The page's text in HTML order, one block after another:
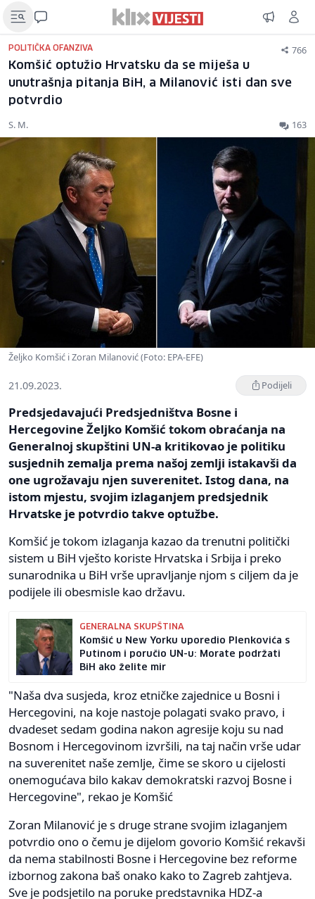
POLITIČKA OFANZIVA 766
Komšić optužio Hrvatsku da se miješa u
unutrašnja pitanja BiH, a Milanović isti dan sve
potvrdio
S. M. 163
Željko Komšić i Zoran Milanović (Foto: EPA-EFE)
21.09.2023. Podijeli
Predsjedavajući Predsjedništva Bosne i
Hercegovine Željko Komšić tokom obraćanja na
Generalnoj skupštini UN-a kritikovao je politiku
susjednih zemalja prema našoj zemlji istakavši da
one ugrožavaju njen suverenitet. Istog dana, na
istom mjestu, svojim izlaganjem predsjednik
Hrvatske je potvrdio takve optužbe.
Komšić je tokom izlaganja kazao da trenutni politički
sistem u BiH vješto koriste Hrvatska i Srbija i preko
sunarodnika u BiH vrše upravljanje njom s ciljem da je
podijele ili obesmisle kao državu.
GENERALNA SKUPŠTINA
Komšić u New Yorku uporedio Plenkovića s
Putinom i poručio UN-u: Morate podržati
BiH ako želite mir
"Naša dva susjeda, kroz etničke zajednice u Bosni i
Hercegovini, na koje nastoje polagati svako pravo, i
dvadeset sedam godina nakon agresije koju su nad
Bosnom i Hercegovinom izvršili, na taj način vrše udar
na suverenitet naše zemlje, čime se skoro u cijelosti
onemogućava bilo kakav demokratski razvoj Bosne i
Hercegovine", rekao je Komšić
Zoran Milanović je s druge strane svojim izlaganjem
potvrdio ono o čemu je dijelom govorio Komšić rekavši
da nema stabilnosti Bosne i Hercegovine bez reforme
izbornog zakona baš onako kako to Zagreb zahtjeva.
Sve je podsjetilo na poruke predstavnika HDZ-a